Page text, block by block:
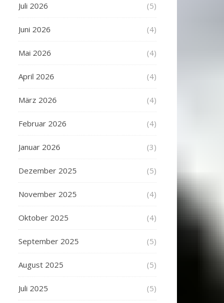
Juli 2026 (5)
Juni 2026 (4)
Mai 2026 (4)
April 2026 (4)
März 2026 (4)
Februar 2026 (4)
Januar 2026 (3)
Dezember 2025 (5)
November 2025 (4)
Oktober 2025 (4)
September 2025 (5)
August 2025 (5)
Juli 2025 (5)